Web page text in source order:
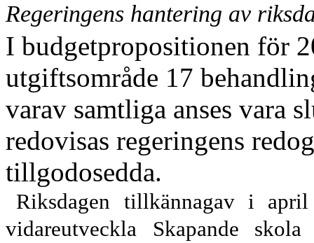
Regeringens hantering av
I budgetpropositionen för
utgiftsområde 17
varav samtliga anses vara
redovisas regeringens
tillgodosedda.
Riksdagen tillkännagav i
vidareutveckla Skapande